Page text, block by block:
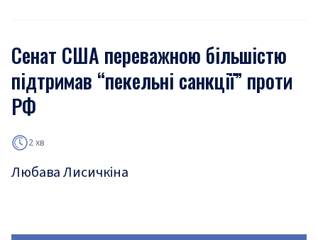
Сенат США переважною більшістю
підтримав “пекельні санкції” проти
РФ
2 хв
Любава Лисичкіна